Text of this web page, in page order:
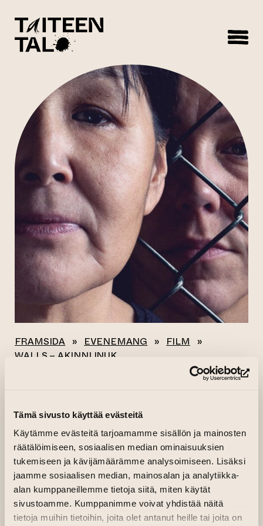
Tämä sivusto käyttää evästeitä
Käytämme evästeitä tarjoamamme sisällön ja mainosten
räätälöimiseen, sosiaalisen median ominaisuuksien
tukemiseen ja kävijämäärämme analysoimiseen. Lisäksi
jaamme sosiaalisen median, mainosalan ja analytiikka-
alan kumppaneillemme tietoja siitä, miten käytät
sivustoamme. Kumppanimme voivat yhdistää näitä
tietoja muihin tietoihin, joita olet antanut heille tai joita on
FRAMSIDA » EVENEMANG » FILM
»
WALLS – AKINNI INUK
Alla evenemang
WALLS – AKINNI
INUK
11.03.2026 kl. 17.00—18.15Köp biljett(leder till annan
Kino Kilta
Arrangör:Kino Kilta (leder till annan webbtjänst)